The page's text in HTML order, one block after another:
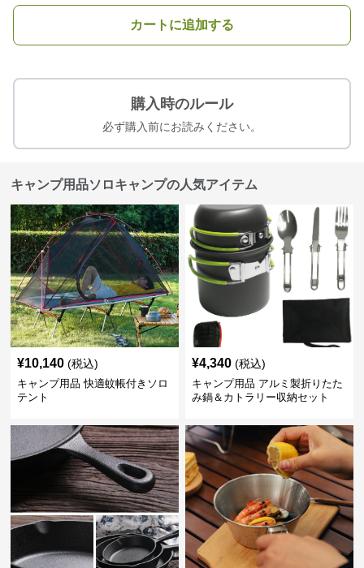
カートに追加する
購入時のルール
必ず購入前にお読みください。
キャンプ用品ソロキャンプの人気アイテム
¥10,140 (税込)
キャンプ用品 快適蚊帳付きソロ
テント
¥4,340 (税込)
キャンプ用品 アルミ製折りたた
み鍋＆カトラリー収納セット